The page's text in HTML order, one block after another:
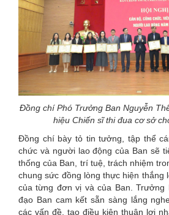
Đồng chí Phó Trưởng Ban Nguyễn
hiệu Chiến sĩ thi đua cơ sở
Đồng chí bày tỏ tin tưởng, tập thể
chức và người lao động của Ban sẽ
thống của Ban, trí tuệ, trách nhiệm
chung sức đồng lòng thực hiện thắng
của từng đơn vị và của Ban. Trưởng
đạo Ban cam kết sẵn sàng lắng
các vấn đề, tạo điều kiện thuận lợi